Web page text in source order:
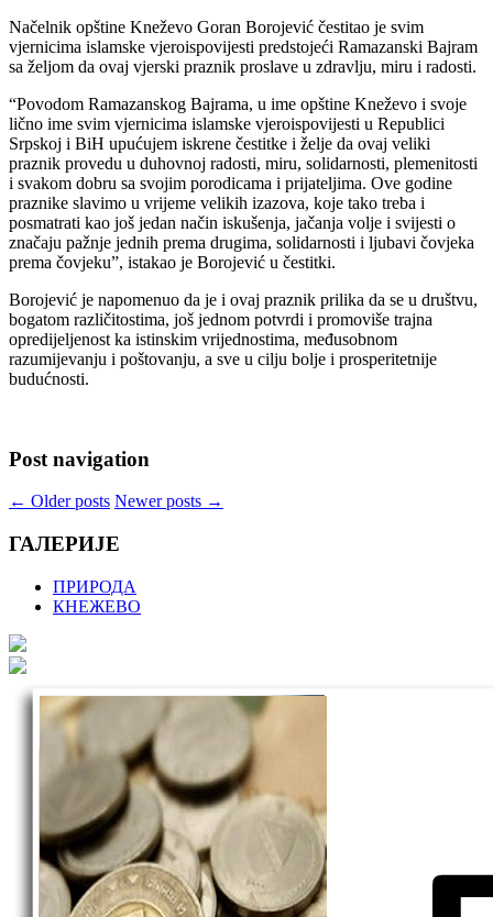
Načelnik opštine Kneževo Goran Borojević čestitao je svim
vjernicima islamske vjeroispovijesti predstojeći Ramazanski Bajram
sa željom da ovaj vjerski praznik proslave u zdravlju, miru i radosti.
“Povodom Ramazanskog Bajrama, u ime opštine Kneževo i svoje
lično ime svim vjernicima islamske vjeroispovijesti u Republici
Srpskoj i BiH upućujem iskrene čestitke i želje da ovaj veliki
praznik provedu u duhovnoj radosti, miru, solidarnosti, plemenitosti
i svakom dobru sa svojim porodicama i prijateljima. Ove godine
praznike slavimo u vrijeme velikih izazova, koje tako treba i
posmatrati kao još jedan način iskušenja, jačanja volje i svijesti o
značaju pažnje jednih prema drugima, solidarnosti i ljubavi čovjeka
prema čovjeku”, istakao je Borojević u čestitki.
Borojević je napomenuo da je i ovaj praznik prilika da se u društvu,
bogatom različitostima, još jednom potvrdi i promoviše trajna
opredijeljenost ka istinskim vrijednostima, međusobnom
razumijevanju i poštovanju, a sve u cilju bolje i prosperitetnije
budućnosti.
Post navigation
← Older posts Newer posts →
ГАЛЕРИЈЕ
ПРИРОДА
КНЕЖЕВО